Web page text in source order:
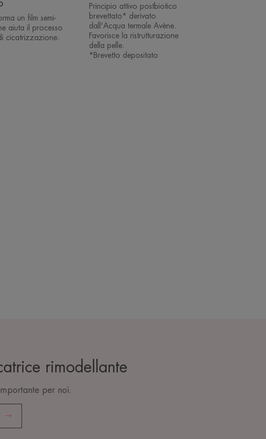
un film semi-
aiuta il processo
cicatrizzazione.
Principio attivo postbiotico
brevettato* derivato
dall'Acqua termale Avène.
Favorisce la ristrutturazione
della pelle.
*Brevetto depositato
rimodellante
per noi.